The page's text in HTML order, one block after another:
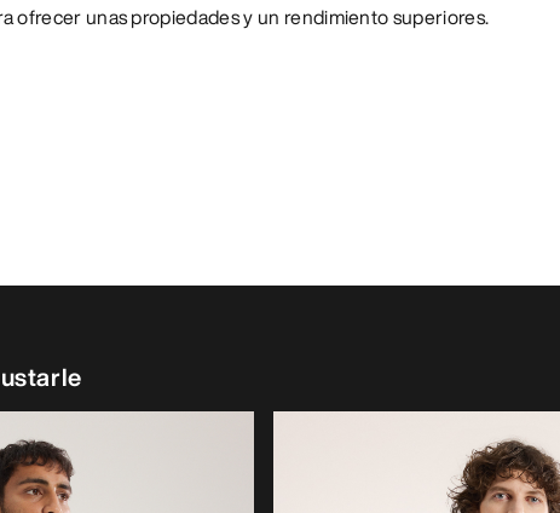
ofrecer unas propiedades y un rendimiento superiores.